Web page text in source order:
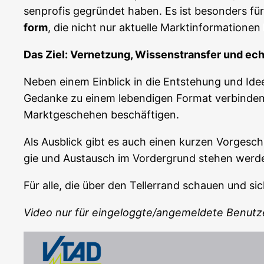
sen­pro­fis gegrün­det haben. Es ist beson­ders
form, die nicht nur aktu­el­le
Das Ziel: Ver­net­zung, Wis­sens­trans­fer und
Neben einem Ein­blick in die Ent­ste­hung und
Gedan­ke zu einem leben­di­gen For­mat
Markt­ge­sche­hen beschäftigen.
Als Aus­blick gibt es auch einen kur­zen
gie und Aus­tausch im Vor­der­grund ste­hen
Für alle, die über den Tel­ler­rand schau­en und
Video nur für eingeloggte/angemeldete